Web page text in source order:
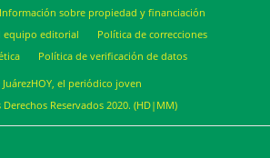
Información sobre propiedad y financiación
equipo editorial
Política de correcciones
Política de verificación de datos
el periódico joven
Reservados 2020. (HD|MM)